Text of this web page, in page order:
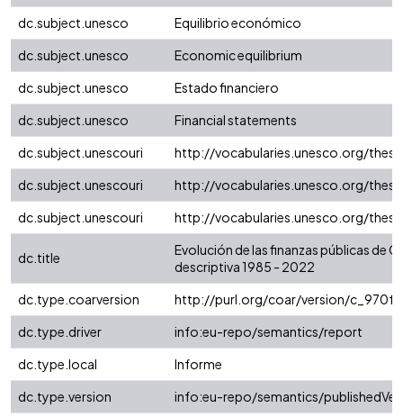
dc.subject.unesco
Equilibrio económico
dc.subject.unesco
Economic equilibrium
dc.subject.unesco
Estado financiero
dc.subject.unesco
Financial statements
dc.subject.unescouri
http://vocabularies.unesco.org/
dc.subject.unescouri
http://vocabularies.unesco.org/
dc.subject.unescouri
http://vocabularies.unesco.org/
dc.title
Evolución de las finanzas públicas de
descriptiva 1985 - 2022
dc.type.coarversion
http://purl.org/coar/version/
dc.type.driver
info:eu-repo/semantics/report
dc.type.local
Informe
dc.type.version
info:eu-repo/semantics/